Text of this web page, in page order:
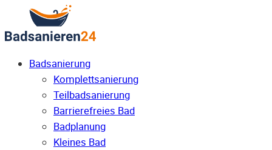
Badsanierung
Komplettsanierung
Teilbadsanierung
Barrierefreies Bad
Badplanung
Kleines Bad